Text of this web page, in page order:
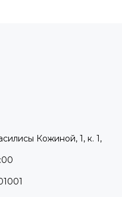
Кожиной, 1, к. 1,